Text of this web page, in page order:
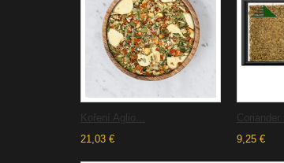
Koření Aglio...
21,03 €
Coriander...
9,25 €